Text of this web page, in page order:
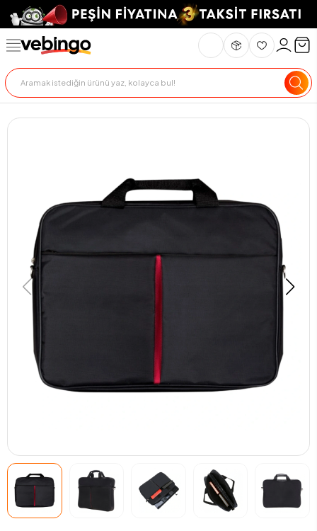
Genel Bakış Ürün Açıklaması Teknik Özellikler Teslimat Ve İade